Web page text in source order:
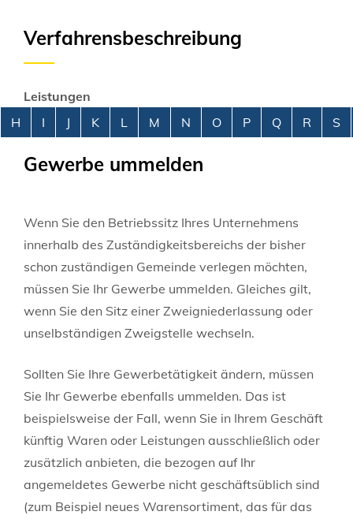
Verfahrensbeschreibung
Leistungen
Alphabetisches Register überspringen
H I J K L M N O P Q R S
Gewerbe ummelden
Wenn Sie den Betriebssitz Ihres Unternehmens
innerhalb des Zuständigkeitsbereichs der bisher
schon zuständigen Gemeinde verlegen möchten,
müssen Sie Ihr Gewerbe ummelden. Gleiches gilt,
wenn Sie den Sitz einer Zweigniederlassung oder
unselbständigen Zweigstelle wechseln.
Sollten Sie Ihre Gewerbetätigkeit ändern, müssen
Sie Ihr Gewerbe ebenfalls ummelden. Das ist
beispielsweise der Fall, wenn Sie in Ihrem Geschäft
künftig Waren oder Leistungen ausschließlich oder
zusätzlich anbieten, die bezogen auf Ihr
angemeldetes Gewerbe nicht geschäftsüblich sind
(zum Beispiel neues Warensortiment, das für das